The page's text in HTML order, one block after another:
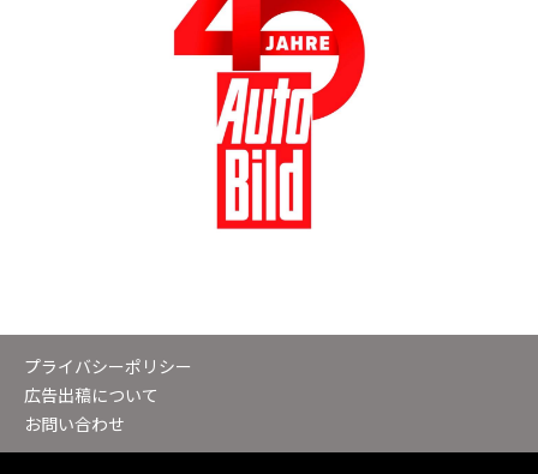
プライバシーポリシー
広告出稿について
お問い合わせ